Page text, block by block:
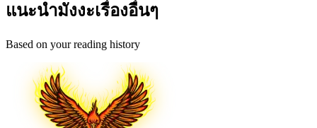
แนะนำมังงะเรื่องอื่นๆ
Based on your reading history